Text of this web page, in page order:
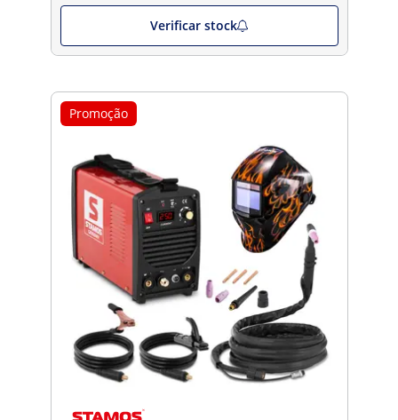
Verificar stock
Promoção